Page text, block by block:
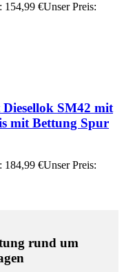
154,99 €Unser Preis:
SM42 mit
mit Bettung Spur
184,99 €Unser Preis:
rund um